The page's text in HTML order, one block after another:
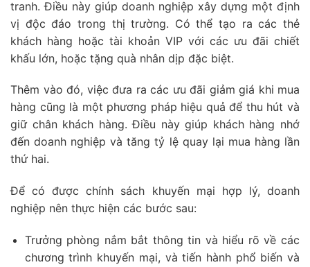
tranh. Điều này giúp doanh nghiệp xây dựng một định
vị độc đáo trong thị trường. Có thể tạo ra các thẻ
khách hàng hoặc tài khoản VIP với các ưu đãi chiết
khấu lớn, hoặc tặng quà nhân dịp đặc biệt.
Thêm vào đó, việc đưa ra các ưu đãi giảm giá khi mua
hàng cũng là một phương pháp hiệu quả để thu hút và
giữ chân khách hàng. Điều này giúp khách hàng nhớ
đến doanh nghiệp và tăng tỷ lệ quay lại mua hàng lần
thứ hai.
Để có được chính sách khuyến mại hợp lý, doanh
nghiệp nên thực hiện các bước sau:
Trưởng phòng nắm bắt thông tin và hiểu rõ về các
chương trình khuyến mại, và tiến hành phổ biến và